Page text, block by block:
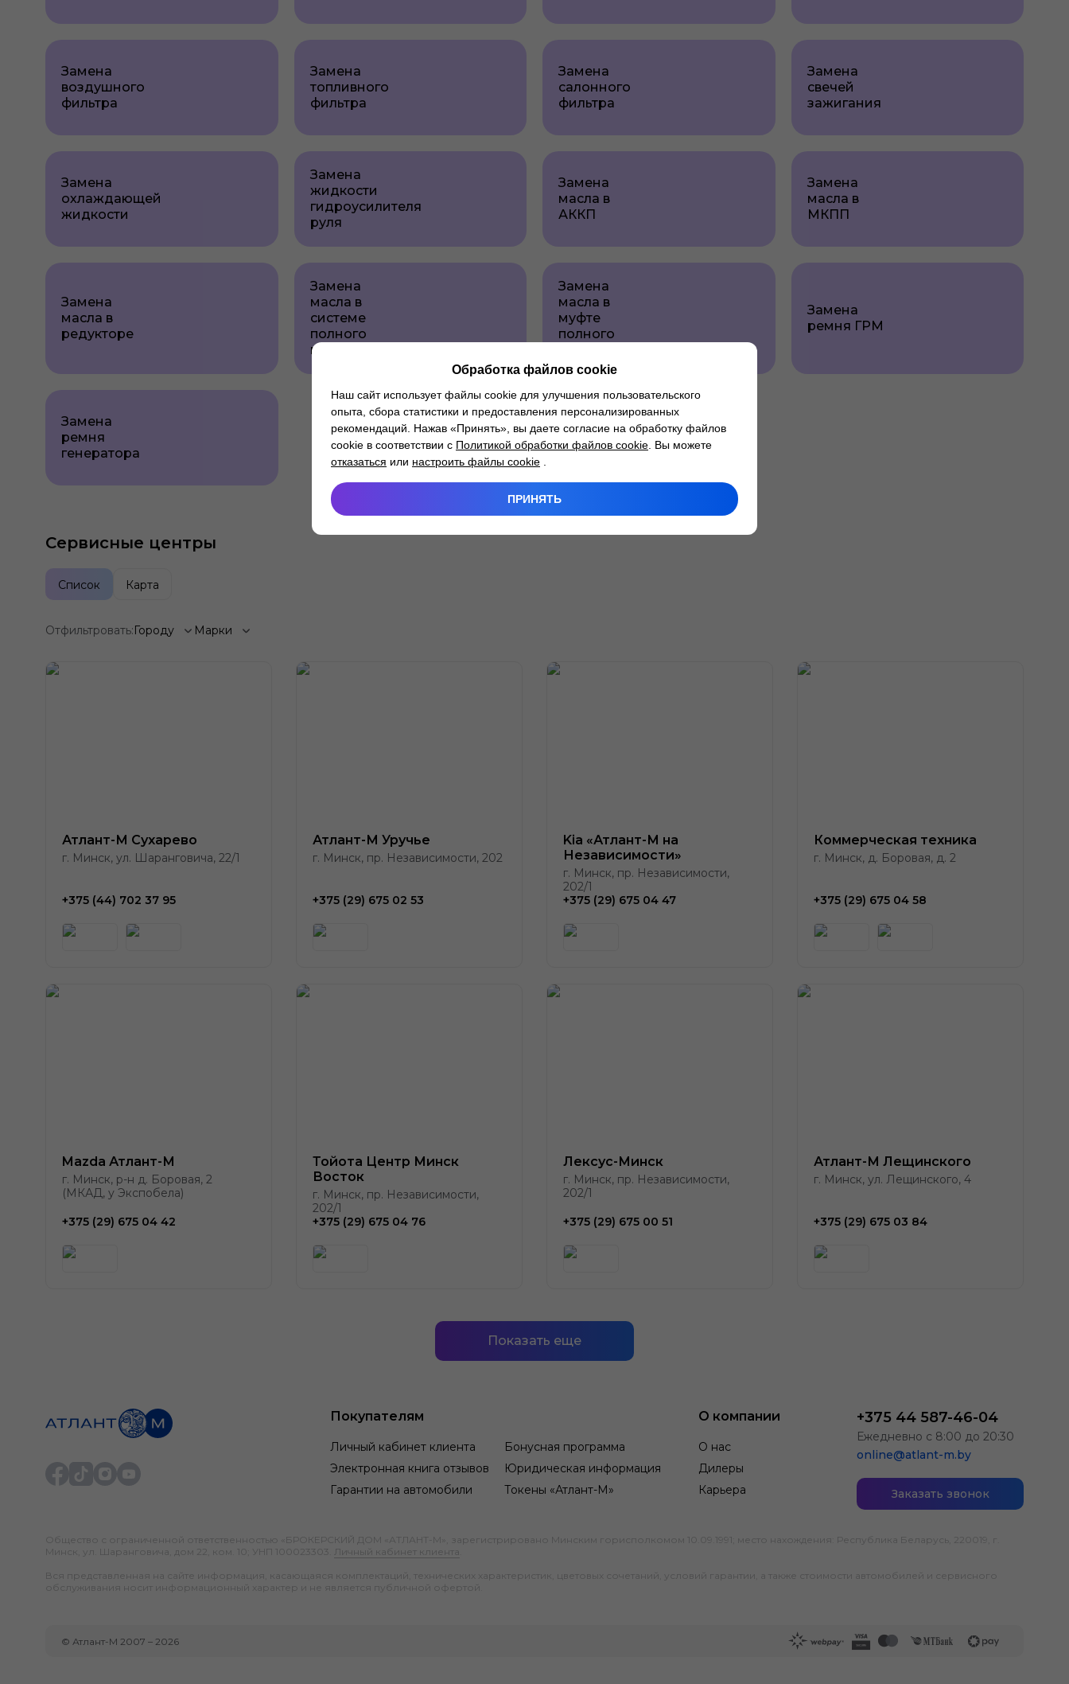
Замена
воздушного
фильтра
Замена
топливного
фильтра
Замена
салонного
фильтра
Замена
свечей
зажигания
Замена
охлаждающей
жидкости
Замена
жидкости
гидроусилителя
руля
Замена
масла в
АККП
Замена
масла в
МКПП
Замена
масла в
редукторе
Замена
масла в
системе
полного
привода
Замена
масла в
муфте
полного
Замена
ремня ГРМ
Замена
ремня
генератора
Сервисные центры
Список Карта
Отфильтровать:Городу Марки
Атлант-М Сухарево
г. Минск, ул. Шаранговича, 22/1
+375 (44) 702 37 95
Атлант-М Уручье
г. Минск, пр. Независимости, 202
+375 (29) 675 02 53
Kia «Атлант-М на
Независимости»
г. Минск, пр. Независимости,
202/1
+375 (29) 675 04 47
Коммерческая техника
г. Минск, д. Боровая, д. 2
+375 (29) 675 04 58
Mazda Атлант-М
г. Минск, р-н д. Боровая, 2
(МКАД, у Экспобела)
+375 (29) 675 04 42
Тойота Центр Минск
Восток
г. Минск, пр. Независимости,
202/1
+375 (29) 675 04 76
Лексус-Минск
г. Минск, пр. Независимости,
202/1
+375 (29) 675 00 51
Атлант-М Лещинского
г. Минск, ул. Лещинского, 4
+375 (29) 675 03 84
Показать еще
Покупателям
Личный кабинет клиента
Бонусная программа
Электронная книга отзывов
Юридическая информация
Гарантии на автомобили
Токены «Атлант-М»
О компании
О нас
Дилеры
Карьера
+375 44 587-46-04
Ежедневно с 8:00 до 20:30
online@atlant-m.by
Заказать звонок
Общество с ограниченной ответственностью «БРОКЕРСКИЙ ДОМ «АТЛАНТ-М», зарегистрировано Минским горисполкомом 10.09.1991; место нахождения: Республика Беларусь, 220019, г.
Минск, ул. Шаранговича, дом 22, ком. 10; УНП 100023303.
Личный кабинет клиента
Вся представленная на сайте информация, касающаяся комплектаций, технических характеристик, цветовых сочетаний, условий гарантии, а также стоимости автомобилей и сервисного
обслуживания носит информационный характер и не является публичной офертой.
© Атлант-М 2007 – 2026
Обработка файлов cookie
Наш сайт использует файлы cookie для улучшения пользовательского
опыта, сбора статистики и предоставления персонализированных
рекомендаций. Нажав «Принять», вы даете согласие на обработку файлов
cookie в соответствии с Политикой обработки файлов cookie . Вы можете
отказаться или настроить файлы cookie
ПРИНЯТЬ